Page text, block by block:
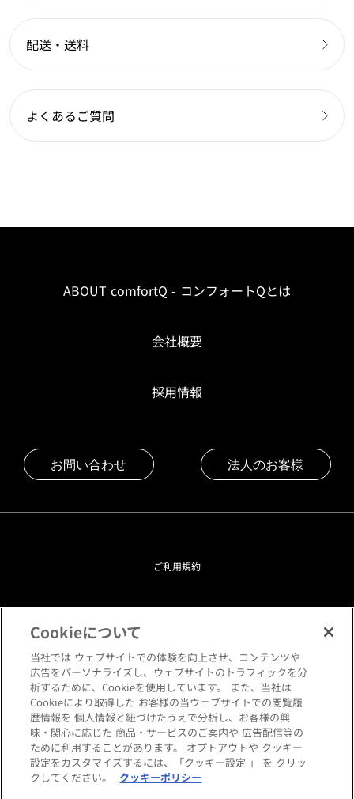
配送・送料
よくあるご質問
ABOUT comfortQ - コンフォートQとは
会社概要
採用情報
お問い合わせ 法人のお客様
Copyright © HANKYU HOME STYLING Co.,LTD All rights reserved.
ご利用規約
プライバシーポリシー
クッキーポリシー
閲覧環境について
サイトマップ
Cookieについて
当社では ウェブサイトでの体験を向上させ、コンテンツや
広告をパーソナライズし、ウェブサイトのトラフィックを分
析するために、Cookieを使用しています。 また、当社は
Cookieにより取得した お客様の当ウェブサイトでの閲覧履
歴情報を 個人情報と紐づけたうえで分析し、お客様の興
味・関心に応じた 商品・サービスのご案内や 広告配信等の
ために利用することがあります。 オプトアウトや クッキー
設定をカスタマイズするには、「クッキー設定 」 を クリッ
クしてください。
クッキーポリシー